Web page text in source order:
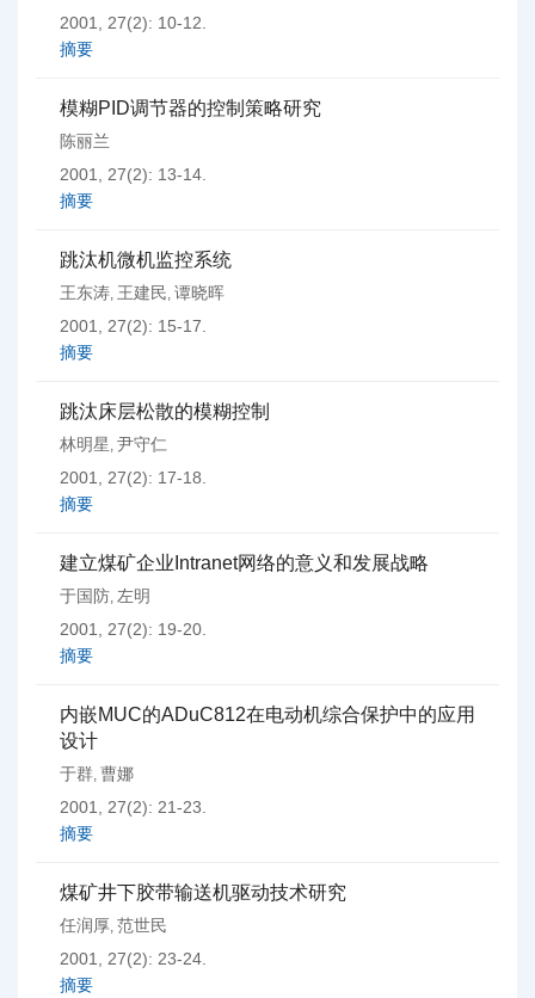
2001, 27(2): 10-12.
摘要
模糊PID调节器的控制策略研究
陈丽兰
2001, 27(2): 13-14.
摘要
跳汰机微机监控系统
王东涛, 王建民, 谭晓晖
2001, 27(2): 15-17.
摘要
跳汰床层松散的模糊控制
林明星, 尹守仁
2001, 27(2): 17-18.
摘要
建立煤矿企业Intranet网络的意义和发展战略
于国防, 左明
2001, 27(2): 19-20.
摘要
内嵌MUC的ADuC812在电动机综合保护中的应用
设计
于群, 曹娜
2001, 27(2): 21-23.
摘要
煤矿井下胶带输送机驱动技术研究
任润厚, 范世民
2001, 27(2): 23-24.
摘要